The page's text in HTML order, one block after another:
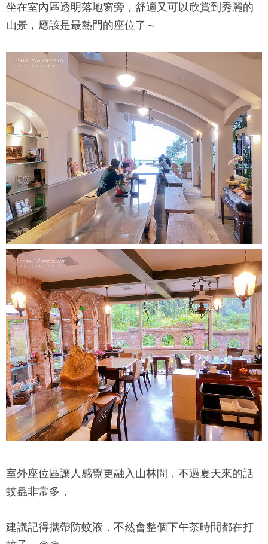
坐在室內區透明落地窗旁，舒適又可以欣賞到秀麗的
山景，應該是最熱門的座位了～
室外座位區讓人感覺更融入山林間，不過夏天來的話
蚊蟲非常多，
建議記得攜帶防蚊液，不然會整個下午茶時間都在打